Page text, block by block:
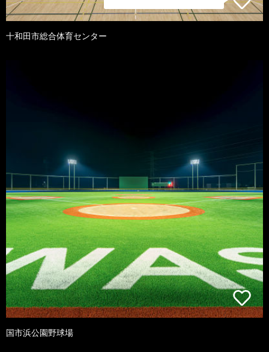
十和田市総合体育センター
国市浜公園野球場